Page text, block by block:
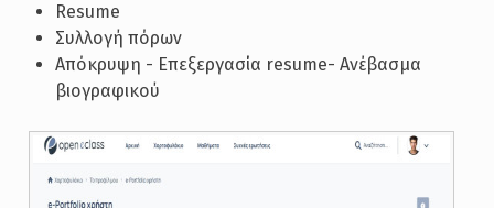
Resume
Συλλογή πόρων
Απόκρυψη - Επεξεργασία resume- Ανέβασμα
βιογραφικού